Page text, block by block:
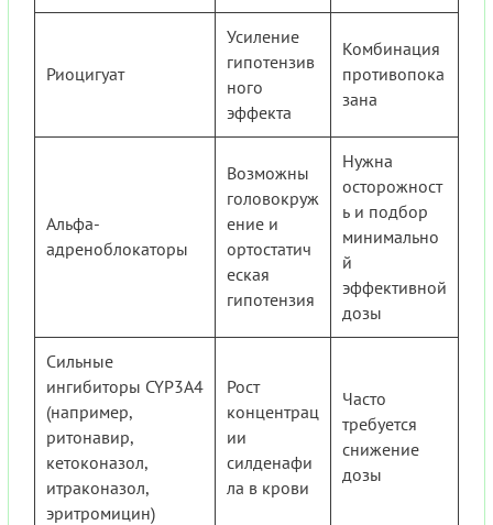
Риоцигуат
Усиление
гипотензив
ного
эффекта
Комбинация
противопока
зана
Альфа-
адреноблокаторы
Возможны
головокруж
ение и
ортостатич
еская
гипотензия
Нужна
осторожност
ь и подбор
минимально
й
эффективной
дозы
Сильные
ингибиторы CYP3A4
(например,
ритонавир,
кетоконазол,
итраконазол,
эритромицин)
Рост
концентрац
ии
силденафи
ла в крови
Часто
требуется
снижение
дозы